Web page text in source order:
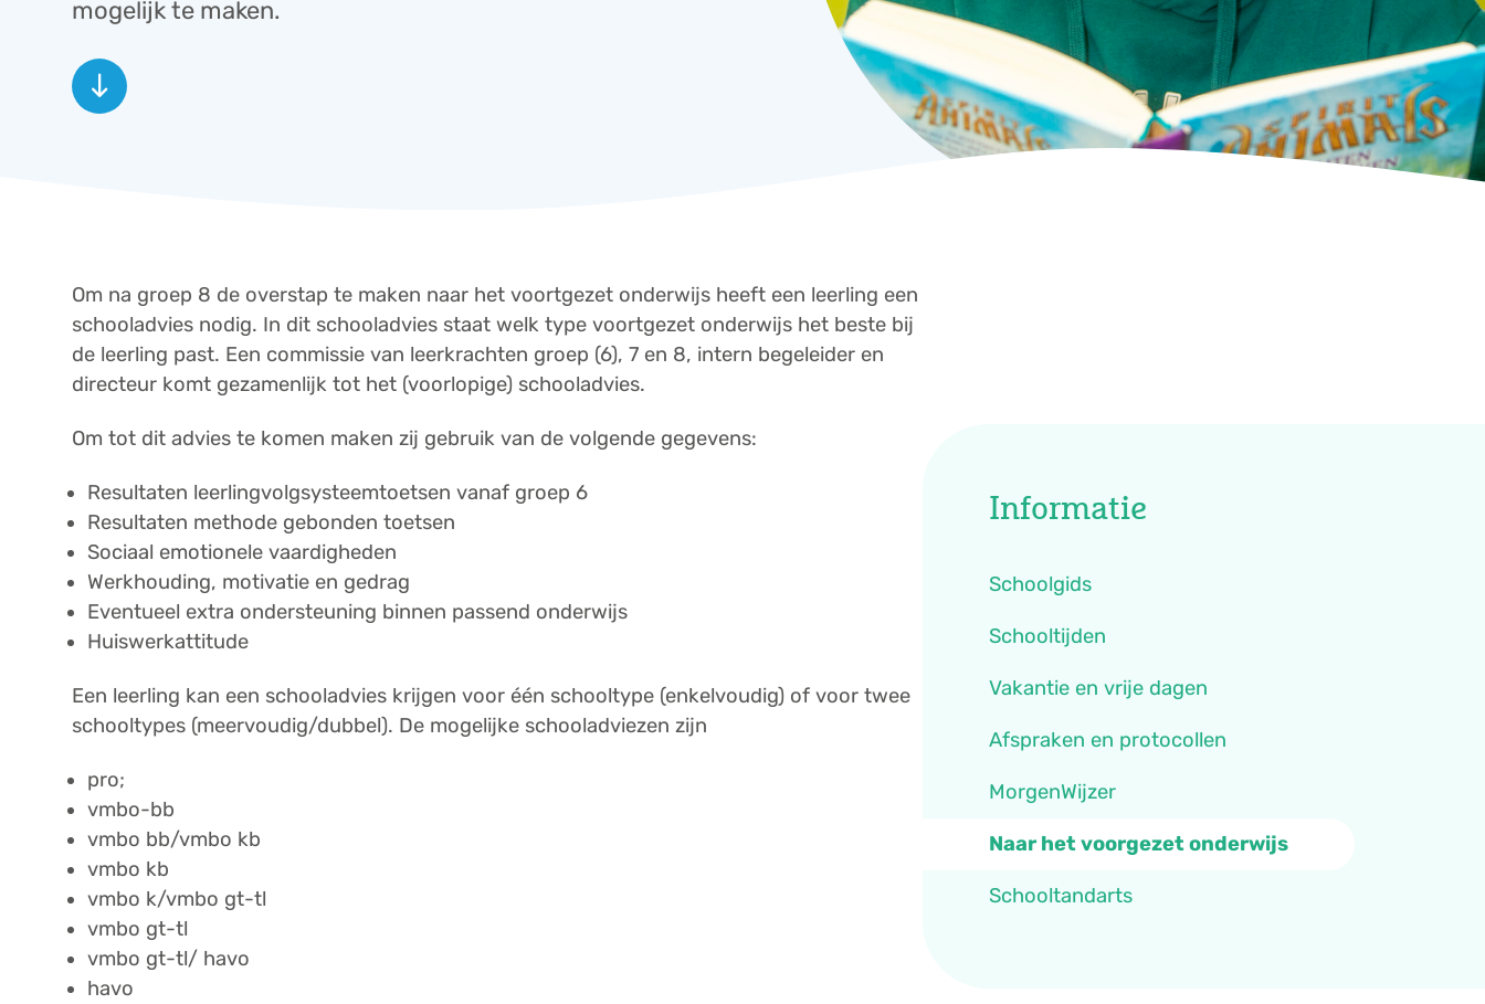
mogelijk te maken.
south
Om na groep 8 de overstap te maken naar het voortgezet onderwijs heeft een leerling een
schooladvies nodig. In dit schooladvies staat welk type voortgezet onderwijs het beste bij
de leerling past. Een commissie van leerkrachten groep (6), 7 en 8, intern begeleider en
directeur komt gezamenlijk tot het (voorlopige) schooladvies.
Om tot dit advies te komen maken zij gebruik van de volgende gegevens:
Resultaten leerlingvolgsysteemtoetsen vanaf groep 6
Resultaten methode gebonden toetsen
Sociaal emotionele vaardigheden
Werkhouding, motivatie en gedrag
Eventueel extra ondersteuning binnen passend onderwijs
Huiswerkattitude
Een leerling kan een schooladvies krijgen voor één schooltype (enkelvoudig) of voor twee
schooltypes (meervoudig/dubbel). De mogelijke schooladviezen zijn
pro;
vmbo-bb
vmbo bb/vmbo kb
vmbo kb
vmbo k/vmbo gt-tl
vmbo gt-tl
vmbo gt-tl/ havo
havo
Informatie
Schoolgids
Schooltijden
Vakantie en vrije dagen
Afspraken en protocollen
MorgenWijzer
Naar het voorgezet onderwijs
Schooltandarts